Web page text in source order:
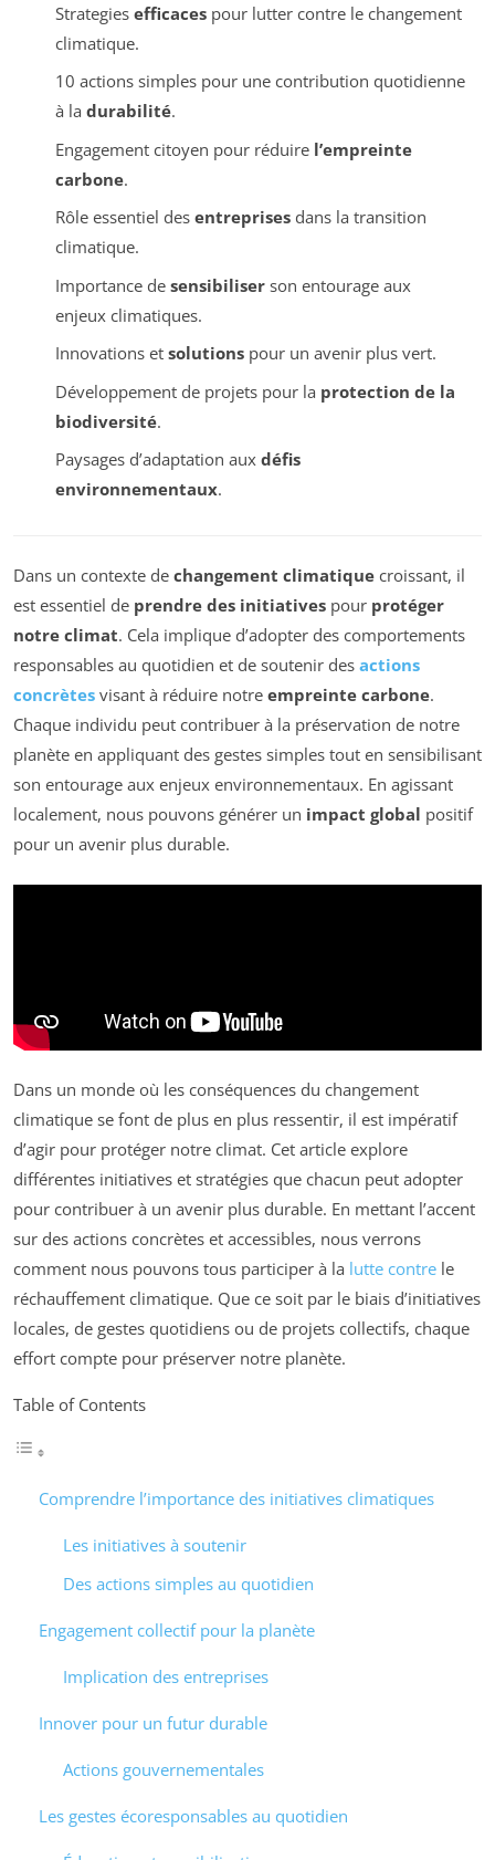
Strategies efficacespour lutter contre le changement
climatique.
10 actions simples pour une contribution quotidienne
à la durabilité.
Engagement citoyen pour réduire l’empreinte
carbone.
Rôle essentiel des entreprisesdans la transition
climatique.
Importance de sensibiliserson entourage aux
enjeux climatiques.
Innovations et solutionspour un avenir plus vert.
Développement de projets pour la protection de la
biodiversité.
Paysages d’adaptation aux défis
environnementaux.
Dans un contexte de changement climatique croissant, il
est essentiel de prendre des initiatives pour protéger
notre climat. Cela implique d’adopter des comportements
responsables au quotidien et de soutenir des actions
concrètes visant à réduire notre empreinte carbone.
Chaque individu peut contribuer à la préservation de notre
planète en appliquant des gestes simples tout en sensibilisant
son entourage aux enjeux environnementaux. En agissant
localement, nous pouvons générer un impact global positif
pour un avenir plus durable.
Dans un monde où les conséquences du changement
climatique se font de plus en plus ressentir, il est impératif
d’agir pour protéger notre climat. Cet article explore
différentes initiatives et stratégies que chacun peut adopter
pour contribuer à un avenir plus durable. En mettant l’accent
sur des actions concrètes et accessibles, nous verrons
comment nous pouvons tous participer à la lutte contre le
réchauffement climatique. Que ce soit par le biais d’initiatives
locales, de gestes quotidiens ou de projets collectifs, chaque
effort compte pour préserver notre planète.
Table of Contents
Comprendre l’importance des initiatives climatiques
Les initiatives à soutenir
Des actions simples au quotidien
Engagement collectif pour la planète
Implication des entreprises
Innover pour un futur durable
Actions gouvernementales
Les gestes écoresponsables au quotidien